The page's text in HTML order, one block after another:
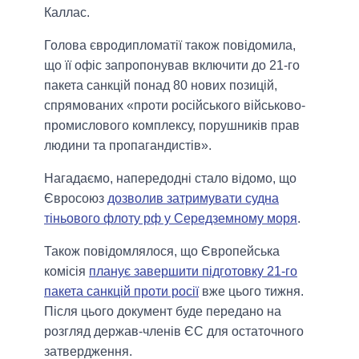
Каллас.
Голова євродипломатії також повідомила,
що її офіс запропонував включити до 21-го
пакета санкцій понад 80 нових позицій,
спрямованих «проти російського військово-
промислового комплексу, порушників прав
людини та пропагандистів».
Нагадаємо, напередодні стало відомо, що
Євросоюз дозволив затримувати судна
тіньового флоту рф у Середземному моря.
Також повідомлялося, що Європейська
комісія планує завершити підготовку 21-го
пакета санкцій проти росіївже цього тижня.
Після цього документ буде передано на
розгляд держав-членів ЄС для остаточного
затвердження.